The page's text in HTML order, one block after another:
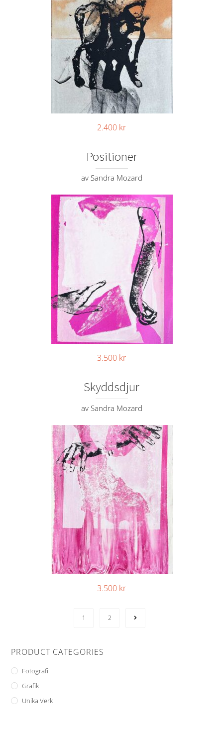
2.400 kr
Positioner
av Sandra Mozard
3.500 kr
Skyddsdjur
av Sandra Mozard
3.500 kr
1 2
PRODUCT CATEGORIES
Fotografi
Grafik
Unika Verk